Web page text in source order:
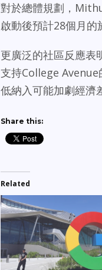
對於總體規劃，
啟動後預計28個月的
更廣泛的社區反應
支持College Avenue
低納入可能加劇經濟
Share this:
Related